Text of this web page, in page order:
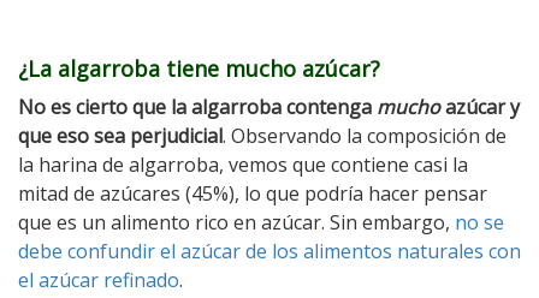
¿La algarroba tiene mucho azúcar?
No es cierto que la algarroba contenga muchoazúcar y
que eso sea perjudicial. Observando la composición de
la harina de algarroba, vemos que contiene casi la
mitad de azúcares (45%), lo que podría hacer pensar
que es un alimento rico en azúcar. Sin embargo, no se
debe confundir el azúcar de los alimentos naturales con
el azúcar refinado.